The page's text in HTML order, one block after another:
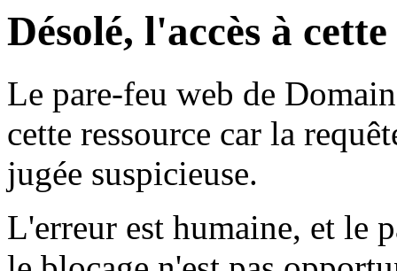
Désolé, l'accès à
Le pare-feu web de
cette ressource car la
jugée suspicieuse.
L'erreur est humaine, et le